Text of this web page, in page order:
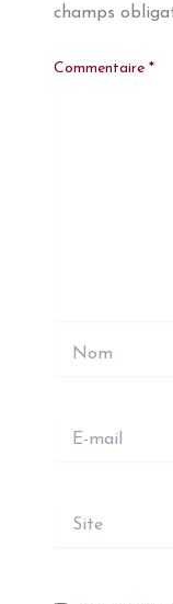
champs
Commentaire *
Nom
mail
Site